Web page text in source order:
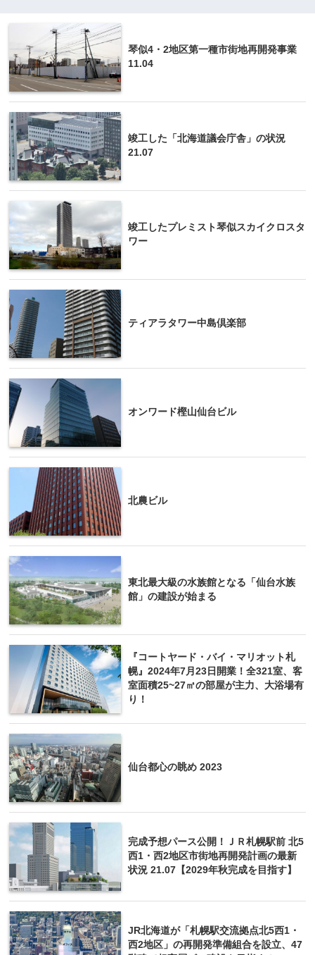
琴似4・2地区第一種市街地再開発事業
11.04
竣工した「北海道議会庁舎」の状況
21.07
竣工したプレミスト琴似スカイクロスタ
ワー
ティアラタワー中島倶楽部
オンワード樫山仙台ビル
北農ビル
東北最大級の水族館となる「仙台水族
館」の建設が始まる
『コートヤード・バイ・マリオット札
幌』2024年7月23日開業！全321室、客
室面積25~27㎡の部屋が主力、大浴場有
り！
仙台都心の眺め 2023
完成予想パース公開！ＪＲ札幌駅前 北5
西1・西2地区市街地再開発計画の最新
状況 21.07【2029年秋完成を目指す】
JR北海道が「札幌駅交流拠点北5西1・
西2地区」の再開発準備組合を設立、47